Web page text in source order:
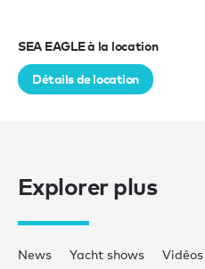
SEA EAGLE à la location
Détails de location
Explorer plus
News Yacht shows